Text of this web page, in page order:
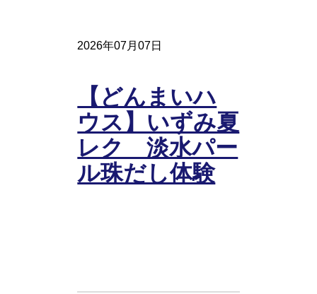
2026年07月07日
【どんまいハ
ウス】いずみ夏
レク 淡水パー
ル珠だし体験